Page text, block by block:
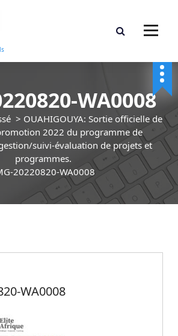
WA0008
> OUAHIGOUYA: Sortie officielle de
2022 du programme de
suivi-évaluation de projets et
programmes.
20220820-WA0008
WA0008